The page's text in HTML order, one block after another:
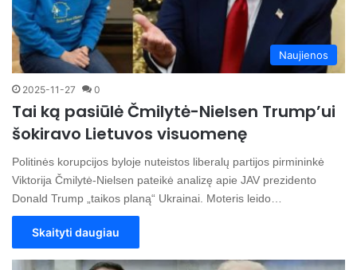
Naujienos
2025-11-27 0
Tai ką pasiūlė Čmilytė-Nielsen Trump’ui
šokiravo Lietuvos visuomenę
Politinės korupcijos byloje nuteistos liberalų partijos pirmininkė
Viktorija Čmilytė-Nielsen pateikė analizę apie JAV prezidento
Donald Trump „taikos planą“ Ukrainai. Moteris leido…
Skaityti daugiau